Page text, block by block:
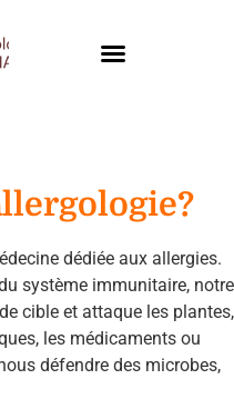
dédiée aux allergies.
système immunitaire, notre
cible et attaque les plantes,
les médicaments ou
défendre des microbes,